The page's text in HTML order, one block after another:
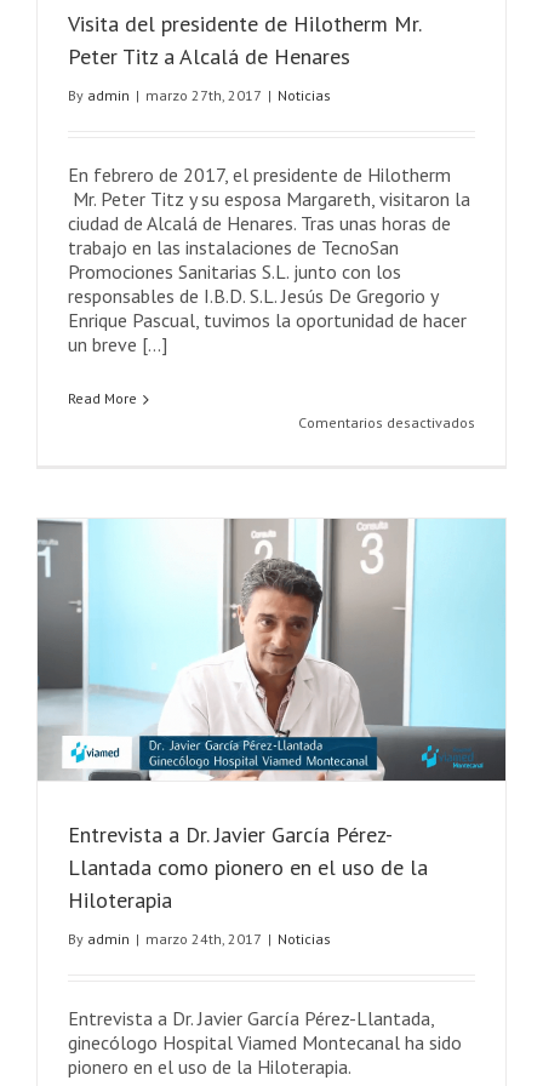
Visita del presidente de Hilotherm Mr.
Peter Titz a Alcalá de Henares
By admin | marzo 27th, 2017 | Noticias
En febrero de 2017, el presidente de Hilotherm
Mr. Peter Titz y su esposa Margareth, visitaron la
ciudad de Alcalá de Henares. Tras unas horas de
trabajo en las instalaciones de TecnoSan
Promociones Sanitarias S.L. junto con los
responsables de I.B.D. S.L. Jesús De Gregorio y
Enrique Pascual, tuvimos la oportunidad de hacer
un breve [...]
Read More
Comentarios desactivados
de
Entrevista a Dr. Javier García Pérez-
Llantada como pionero en el uso de la
Hiloterapia
By admin | marzo 24th, 2017 | Noticias
Entrevista a Dr. Javier García Pérez-Llantada,
ginecólogo Hospital Viamed Montecanal ha sido
pionero en el uso de la Hiloterapia.